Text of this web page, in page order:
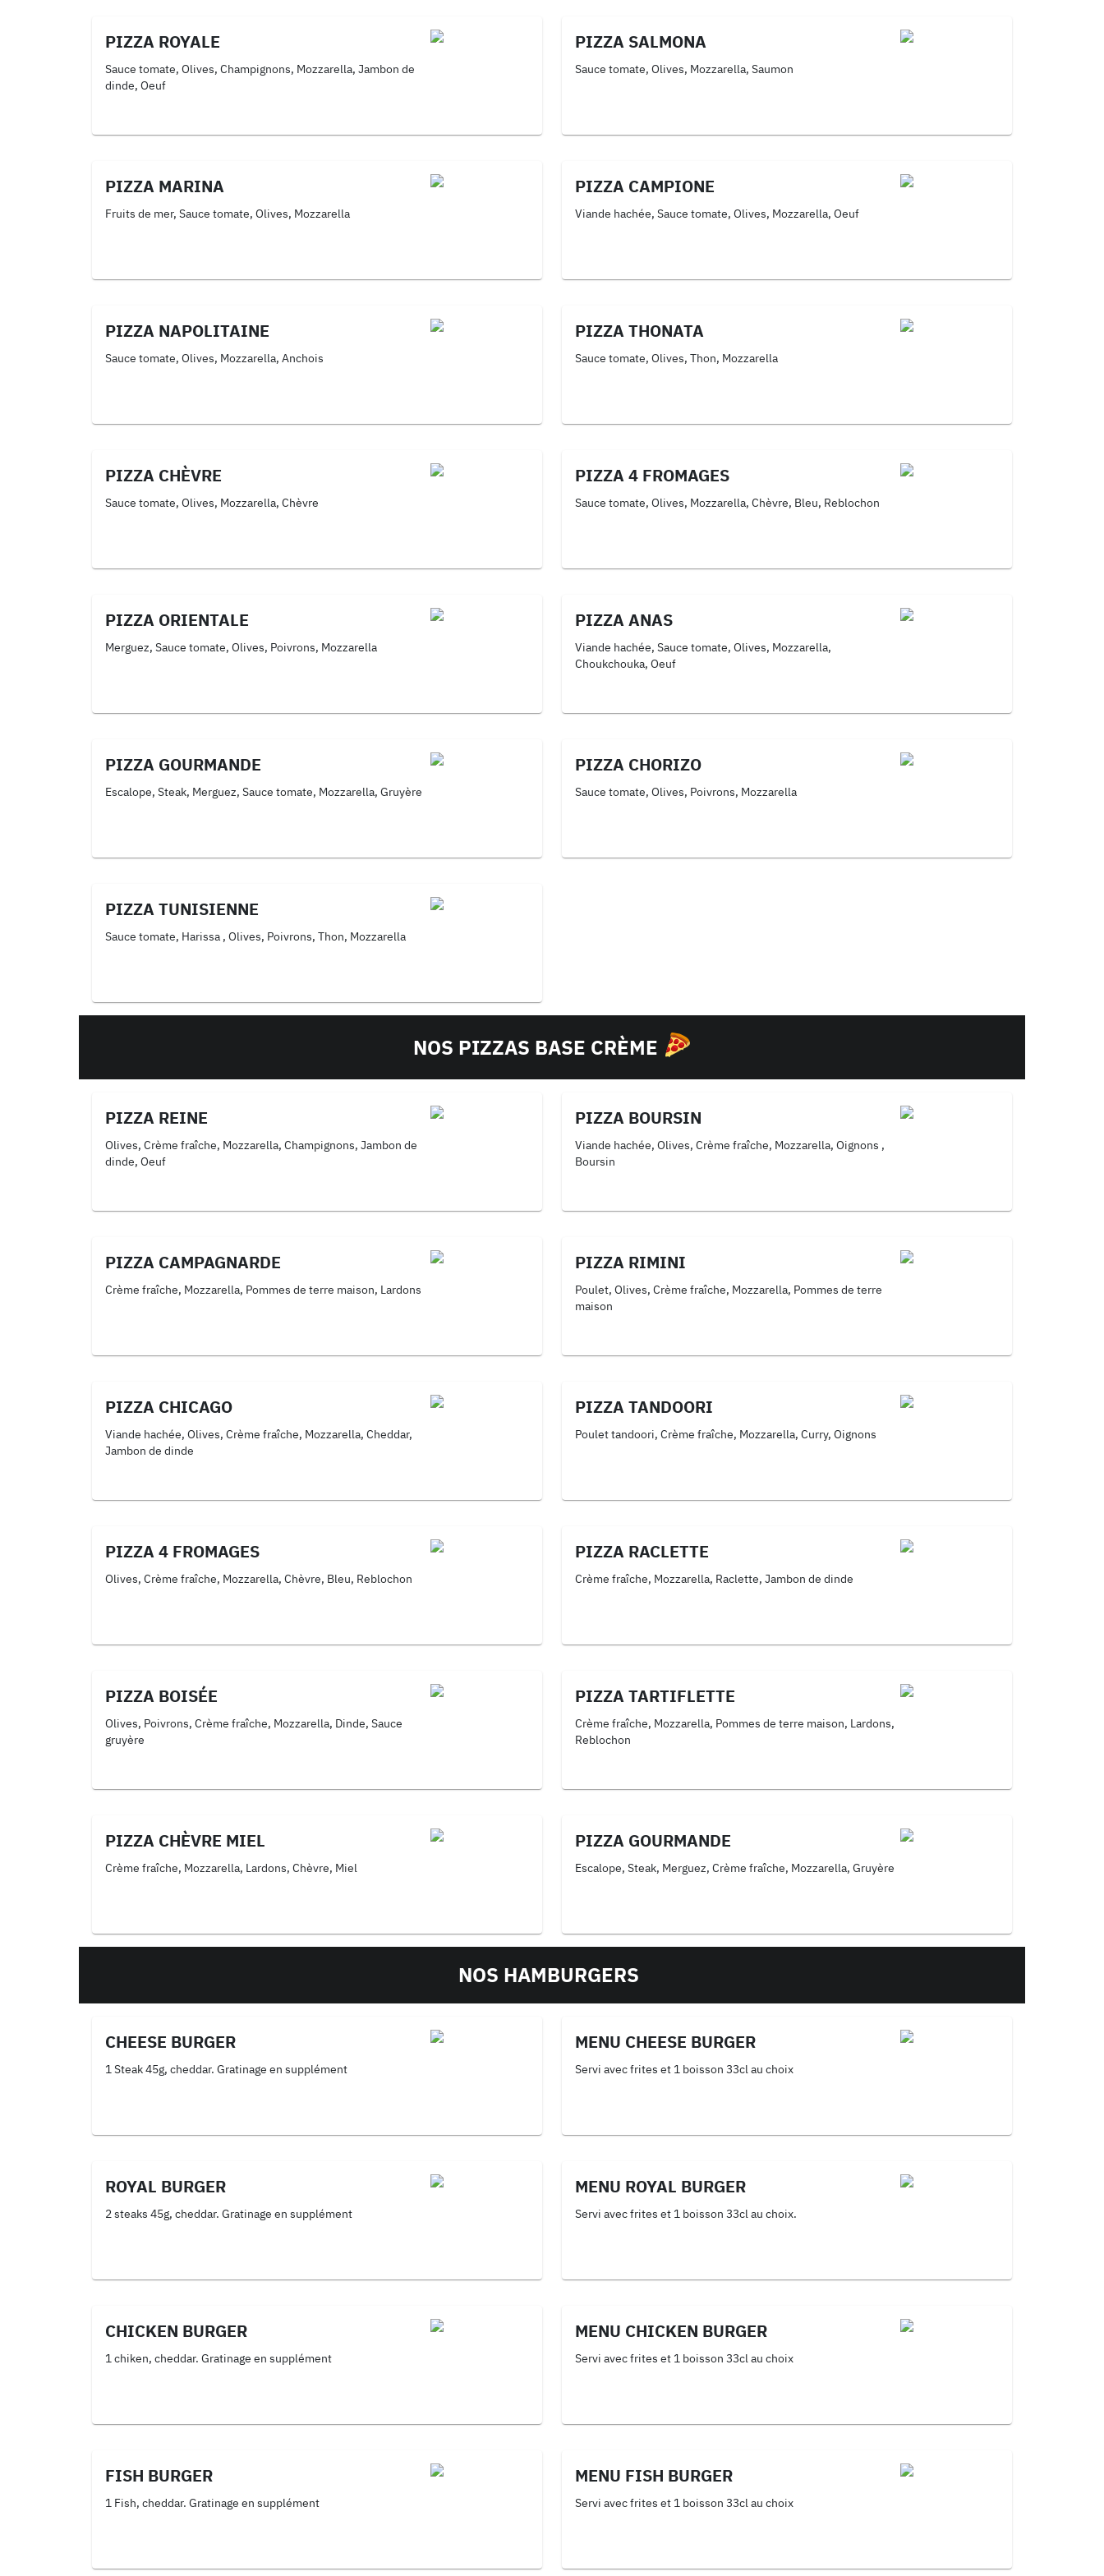
PIZZA ROYALE
Sauce tomate, Olives, Champignons, Mozzarella, Jambon de
dinde, Oeuf
PIZZA SALMONA
Sauce tomate, Olives, Mozzarella, Saumon
PIZZA MARINA
Fruits de mer, Sauce tomate, Olives, Mozzarella
PIZZA CAMPIONE
Viande hachée, Sauce tomate, Olives, Mozzarella, Oeuf
PIZZA NAPOLITAINE
Sauce tomate, Olives, Mozzarella, Anchois
PIZZA THONATA
Sauce tomate, Olives, Thon, Mozzarella
PIZZA CHÈVRE
Sauce tomate, Olives, Mozzarella, Chèvre
PIZZA 4 FROMAGES
Sauce tomate, Olives, Mozzarella, Chèvre, Bleu, Reblochon
PIZZA ORIENTALE
Merguez, Sauce tomate, Olives, Poivrons, Mozzarella
PIZZA ANAS
Viande hachée, Sauce tomate, Olives, Mozzarella,
Choukchouka, Oeuf
PIZZA GOURMANDE
Escalope, Steak, Merguez, Sauce tomate, Mozzarella, Gruyère
PIZZA CHORIZO
Sauce tomate, Olives, Poivrons, Mozzarella
PIZZA TUNISIENNE
Sauce tomate, Harissa , Olives, Poivrons, Thon, Mozzarella
NOS PIZZAS BASE CRÈME
PIZZA REINE
Olives, Crème fraîche, Mozzarella, Champignons, Jambon de
dinde, Oeuf
PIZZA BOURSIN
Viande hachée, Olives, Crème fraîche, Mozzarella, Oignons ,
Boursin
PIZZA CAMPAGNARDE
Crème fraîche, Mozzarella, Pommes de terre maison, Lardons
PIZZA RIMINI
Poulet, Olives, Crème fraîche, Mozzarella, Pommes de terre
maison
PIZZA CHICAGO
Viande hachée, Olives, Crème fraîche, Mozzarella, Cheddar,
Jambon de dinde
PIZZA TANDOORI
Poulet tandoori, Crème fraîche, Mozzarella, Curry, Oignons
PIZZA 4 FROMAGES
Olives, Crème fraîche, Mozzarella, Chèvre, Bleu, Reblochon
PIZZA RACLETTE
Crème fraîche, Mozzarella, Raclette, Jambon de dinde
PIZZA BOISÉE
Olives, Poivrons, Crème fraîche, Mozzarella, Dinde, Sauce
gruyère
PIZZA TARTIFLETTE
Crème fraîche, Mozzarella, Pommes de terre maison, Lardons,
Reblochon
PIZZA CHÈVRE MIEL
Crème fraîche, Mozzarella, Lardons, Chèvre, Miel
PIZZA GOURMANDE
Escalope, Steak, Merguez, Crème fraîche, Mozzarella, Gruyère
NOS HAMBURGERS
CHEESE BURGER
1 Steak 45g, cheddar. Gratinage en supplément
MENU CHEESE BURGER
Servi avec frites et 1 boisson 33cl au choix
ROYAL BURGER
2 steaks 45g, cheddar. Gratinage en supplément
MENU ROYAL BURGER
Servi avec frites et 1 boisson 33cl au choix.
CHICKEN BURGER
1 chiken, cheddar. Gratinage en supplément
MENU CHICKEN BURGER
Servi avec frites et 1 boisson 33cl au choix
FISH BURGER
1 Fish, cheddar. Gratinage en supplément
MENU FISH BURGER
Servi avec frites et 1 boisson 33cl au choix